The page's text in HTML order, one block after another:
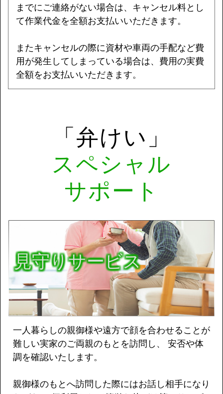
までにご連絡がない場合は、キャンセル料とし
て作業代金を全額お支払いいただきます。
またキャンセルの際に資材や車両の手配など費
用が発生してしまっている場合は、 費用の実費
全額をお支払いいただきます。
「弁けい」
スペシャル
サポート
見守りサービス
一人暮らしの親御様や遠方で顔を合わせることが
難しい実家のご両親のもとを訪問し、 安否や体
調を確認いたします。
親御様のもとへ訪問した際にはお話し相手になり